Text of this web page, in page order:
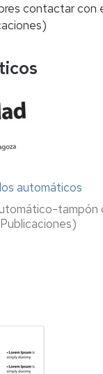
contactar con
automáticos